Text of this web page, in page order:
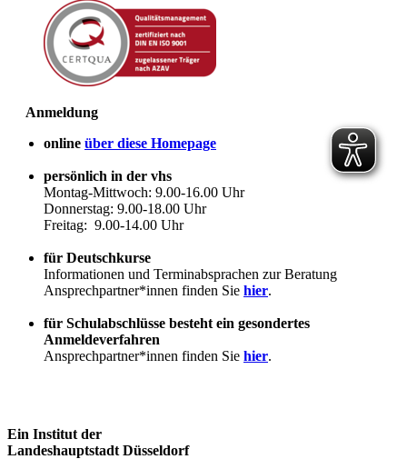
Anmeldung
online über diese Homepage
persönlich in der vhs
Montag-Mittwoch: 9.00-16.00 Uhr
Donnerstag: 9.00-18.00 Uhr
Freitag: 9.00-14.00 Uhr
für Deutschkurse
Informationen und Terminabsprachen zur Beratung
Ansprechpartner*innen finden Sie hier.
für Schulabschlüsse besteht ein gesondertes
Anmeldeverfahren
Ansprechpartner*innen finden Sie hier.
Ein Institut der
Landeshauptstadt Düsseldorf